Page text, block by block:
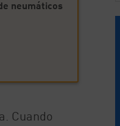
neumáticos
Cuando